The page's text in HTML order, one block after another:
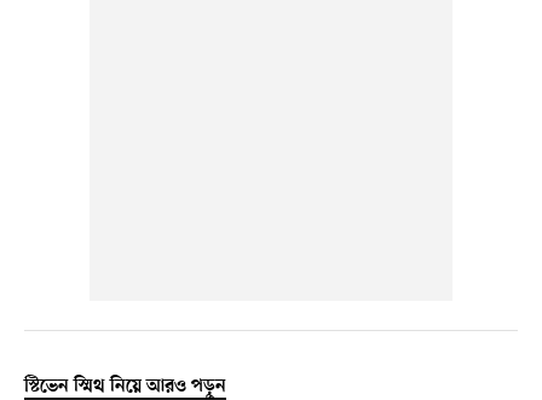
স্টিভেন স্মিথ নিয়ে আরও পড়ুন